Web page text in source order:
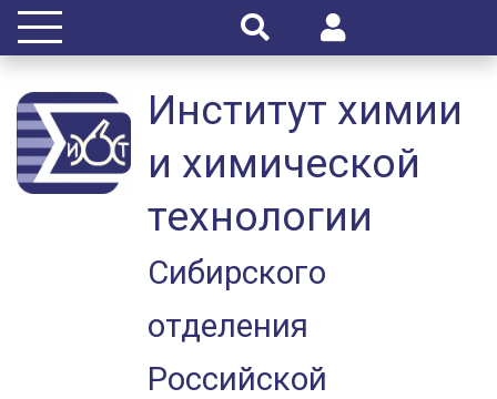
Институт химии
и химической
технологии
Сибирского
отделения
Российской